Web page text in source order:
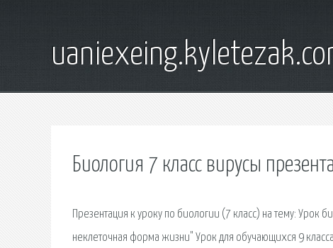
Биология 7 класс вирусы
Презентация к уроку по биологии (7 класс) на тему: Урок
неклеточная форма жизни" Урок для обучающихся 9